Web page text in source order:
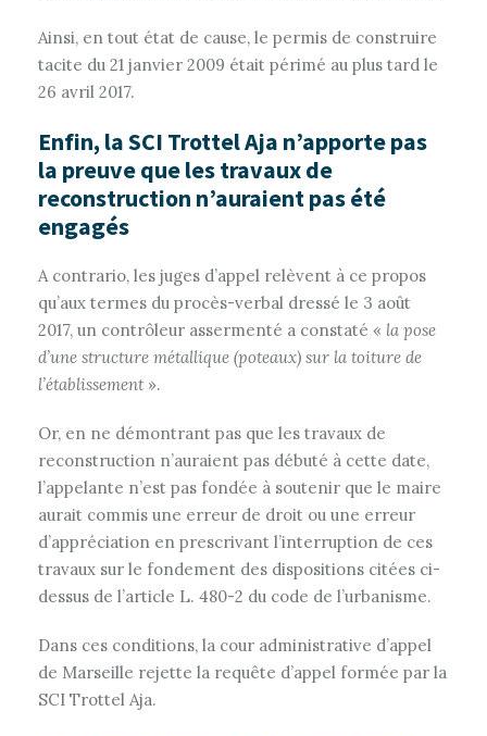
Ainsi, en tout état de cause, le permis de construire
tacite du 21 janvier 2009 était périmé au plus tard le
26 avril 2017.
Enfin, la SCI Trottel Aja n’apporte pas
la preuve que les travaux de
reconstruction n’auraient pas été
engagés
A contrario, les juges d’appel relèvent à ce propos
qu’aux termes du procès-verbal dressé le 3 août
2017, un contrôleur assermenté a constaté « la pose
d’une structure métallique (poteaux) sur la toiture de
l’établissement».
Or, en ne démontrant pas que les travaux de
reconstruction n’auraient pas débuté à cette date,
l’appelante n’est pas fondée à soutenir que le maire
aurait commis une erreur de droit ou une erreur
d’appréciation en prescrivant l’interruption de ces
travaux sur le fondement des dispositions citées ci-
dessus de l’article L. 480-2 du code de l’urbanisme.
Dans ces conditions, la cour administrative d’appel
de Marseille rejette la requête d’appel formée par la
SCI Trottel Aja.